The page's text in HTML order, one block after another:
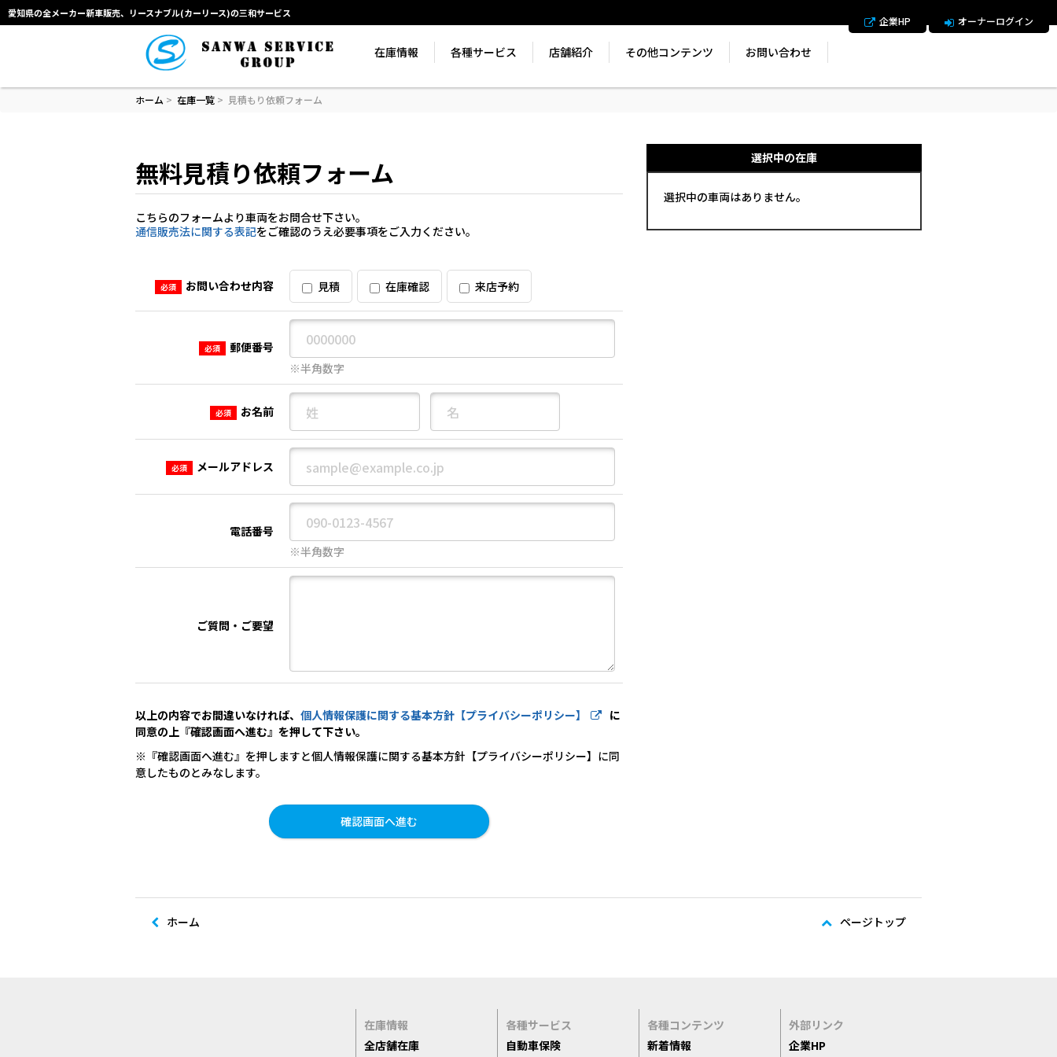
愛知県の全メーカー新車販売、リースナブル(カーリース)の三和サービス
企業HP オーナーログイン
在庫情報 各種サービス 店舗紹介 その他コンテンツ お問い合わせ
ホーム > 在庫一覧 > 見積もり依頼フォーム
選択中の在庫
選択中の車両はありません。
無料見積り依頼フォーム
こちらのフォームより車両をお問合せ下さい。
通信販売法に関する表記をご確認のうえ必要事項をご入力ください。
必須 お問い合わせ内容 見積 在庫確認 来店予約
必須
郵便番号
※半角数字
必須 お名前
必須 メールアドレス
電話番号
※半角数字
ご質問・ご要望
以上の内容でお間違いなければ、 個人情報保護に関する基本方針【プライバシーポリシー】
に
同意の上『確認画面へ進む』を押して下さい。
※『確認画面へ進む』を押しますと個人情報保護に関する基本方針【プライバシーポリシー】に同
意したものとみなします。
ホーム ページトップ
在庫情報
全店舗在庫
各種サービス
自動車保険
各種コンテンツ
新着情報
外部リンク
企業HP